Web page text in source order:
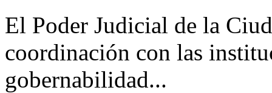
El Poder Judicial de la
coordinación con las
gobernabilidad...